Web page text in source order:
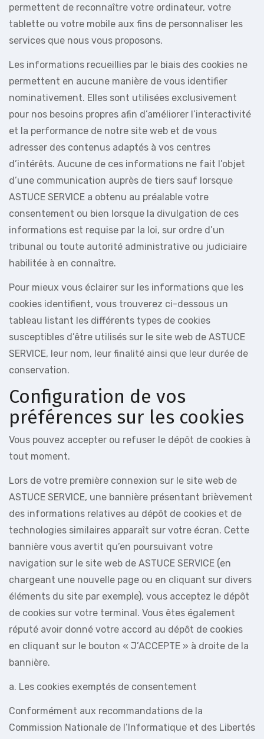
permettent de reconnaître votre ordinateur, votre
tablette ou votre mobile aux fins de personnaliser les
services que nous vous proposons.
Les informations recueillies par le biais des cookies ne
permettent en aucune manière de vous identifier
nominativement. Elles sont utilisées exclusivement
pour nos besoins propres afin d’améliorer l’interactivité
et la performance de notre site web et de vous
adresser des contenus adaptés à vos centres
d’intérêts. Aucune de ces informations ne fait l’objet
d’une communication auprès de tiers sauf lorsque
ASTUCE SERVICE a obtenu au préalable votre
consentement ou bien lorsque la divulgation de ces
informations est requise par la loi, sur ordre d’un
tribunal ou toute autorité administrative ou judiciaire
habilitée à en connaître.
Pour mieux vous éclairer sur les informations que les
cookies identifient, vous trouverez ci-dessous un
tableau listant les différents types de cookies
susceptibles d’être utilisés sur le site web de ASTUCE
SERVICE, leur nom, leur finalité ainsi que leur durée de
conservation.
Configuration de vos
préférences sur les cookies
Vous pouvez accepter ou refuser le dépôt de cookies à
tout moment.
Lors de votre première connexion sur le site web de
ASTUCE SERVICE, une bannière présentant brièvement
des informations relatives au dépôt de cookies et de
technologies similaires apparaît sur votre écran. Cette
bannière vous avertit qu’en poursuivant votre
navigation sur le site web de ASTUCE SERVICE (en
chargeant une nouvelle page ou en cliquant sur divers
éléments du site par exemple), vous acceptez le dépôt
de cookies sur votre terminal. Vous êtes également
réputé avoir donné votre accord au dépôt de cookies
en cliquant sur le bouton « J’ACCEPTE » à droite de la
bannière.
a. Les cookies exemptés de consentement
Conformément aux recommandations de la
Commission Nationale de l’Informatique et des Libertés